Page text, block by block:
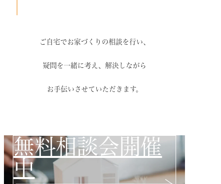
ご自宅でお家づくりの相談を行い、
疑問を一緒に考え、解決しながら
お手伝いさせていただきます。
無料相談会開催
中